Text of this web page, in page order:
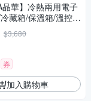
晶華】冷熱兩用電子
藏箱/保溫箱/溫控冰
$3,680
券
加入購物車